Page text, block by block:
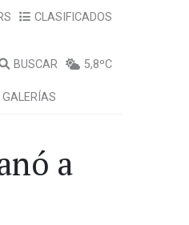
CLASIFICADOS
BUSCAR 5,8ºC
GALERÍAS
a